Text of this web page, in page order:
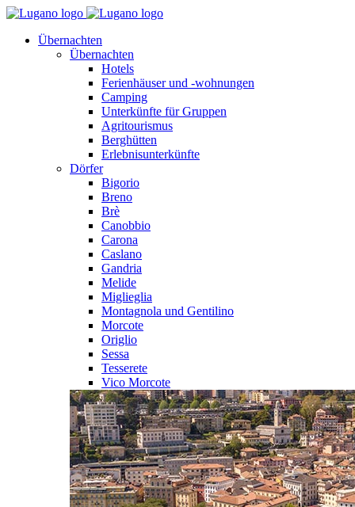
Übernachten
Übernachten
Hotels
Ferienhäuser und -wohnungen
Camping
Unterkünfte für Gruppen
Agritourismus
Berghütten
Erlebnisunterkünfte
Dörfer
Bigorio
Breno
Brè
Canobbio
Carona
Caslano
Gandria
Melide
Miglieglia
Montagnola und Gentilino
Morcote
Origlio
Sessa
Tesserete
Vico Morcote